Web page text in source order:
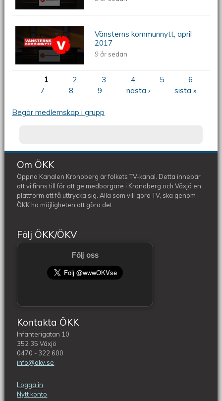
Vänsterns kommunnytt, april 2017
Vänsterns kommunnytt, april
2017
9 år sedan
1 2 3 4 5
6
7
8 9 nästa › sista »
Begär medlemskap i grupp
Om ÖKK
Öppna Kanalen Kronoberg är folkets TV-kanal. Detta innebär
att vi finns till för att ge medborgare i Kronoberg och Växjö en
plattform att få uttrycka sig. Alla som vill göra TV, ska genom
ÖKK ha möjligheten att göra det.
Följ ÖKK/ÖKV
Följ oss
Kontakta ÖKK
Infanterigatan 10
352 35 Växjö
0470 - 322 600
info@okv.se
Logga in
Nytt konto